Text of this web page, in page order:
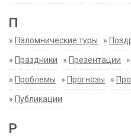
П
» Паломнические туры »
» Праздники » Презентации »
» Проблемы » Прогнозы »
» Публикации
Р